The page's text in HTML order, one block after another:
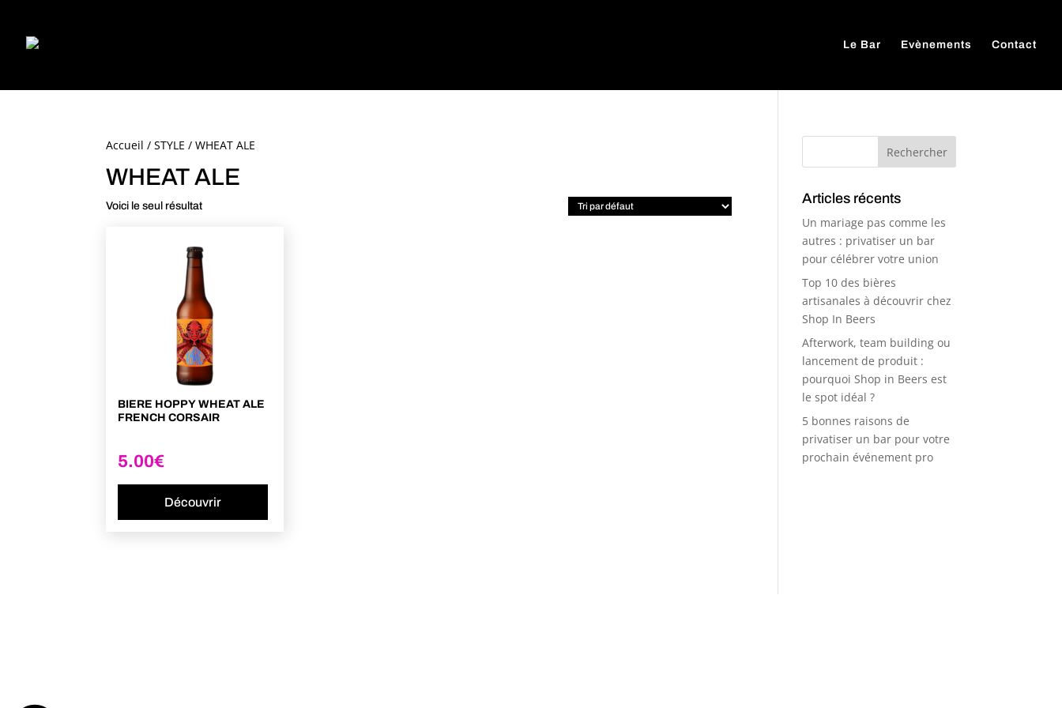
Le Bar Evènements Contact
Accueil /STYLE / WHEAT ALE
WHEAT ALE
Voici le seul résultat
BIERE HOPPY WHEAT ALE
FRENCH CORSAIR
5.00€
Découvrir
Articles récents
Un mariage pas comme les
autres : privatiser un bar
pour célébrer votre union
Top 10 des bières
artisanales à découvrir chez
Shop In Beers
Afterwork, team building ou
lancement de produit :
pourquoi Shop in Beers est
le spot idéal ?
5 bonnes raisons de
privatiser un bar pour votre
prochain événement pro